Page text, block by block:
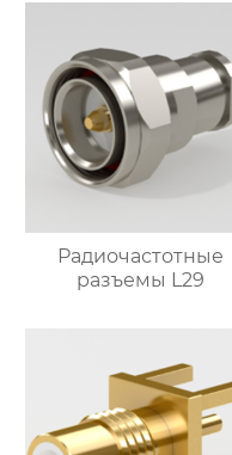
Радиочастотные
разъемы L29